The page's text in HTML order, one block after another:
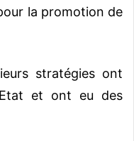
la promotion de
stratégies ont
et ont eu des